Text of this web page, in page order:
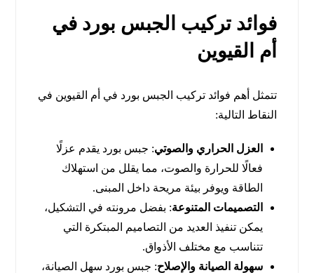
فوائد تركيب الجبس بورد في
أم القيوين
تتمثل أهم فوائد تركيب الجبس بورد في أم القيوين في
النقاط التالية:
العزل الحراري والصوتي: جبس بورد يقدم عزلًا
فعالًا للحرارة والصوت، مما يقلل من استهلاك
الطاقة ويوفر بيئة مريحة داخل المبنى.
التصميمات المتنوعة: بفضل مرونته في التشكيل،
يمكن تنفيذ العديد من التصاميم المبتكرة التي
تتناسب مع مختلف الأذواق.
سهولة الصيانة والإصلاح: جبس بورد سهل الصيانة،